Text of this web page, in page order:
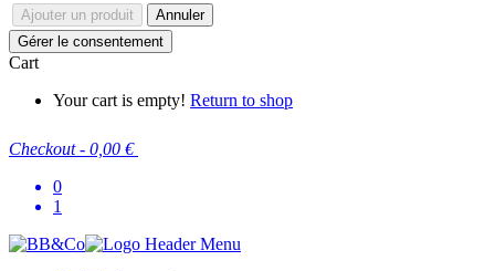
Ajouter un produit
Annuler
Gérer le consentement
Cart
Your cart is empty! Return to shop
Checkout - 0,00 €
0
1